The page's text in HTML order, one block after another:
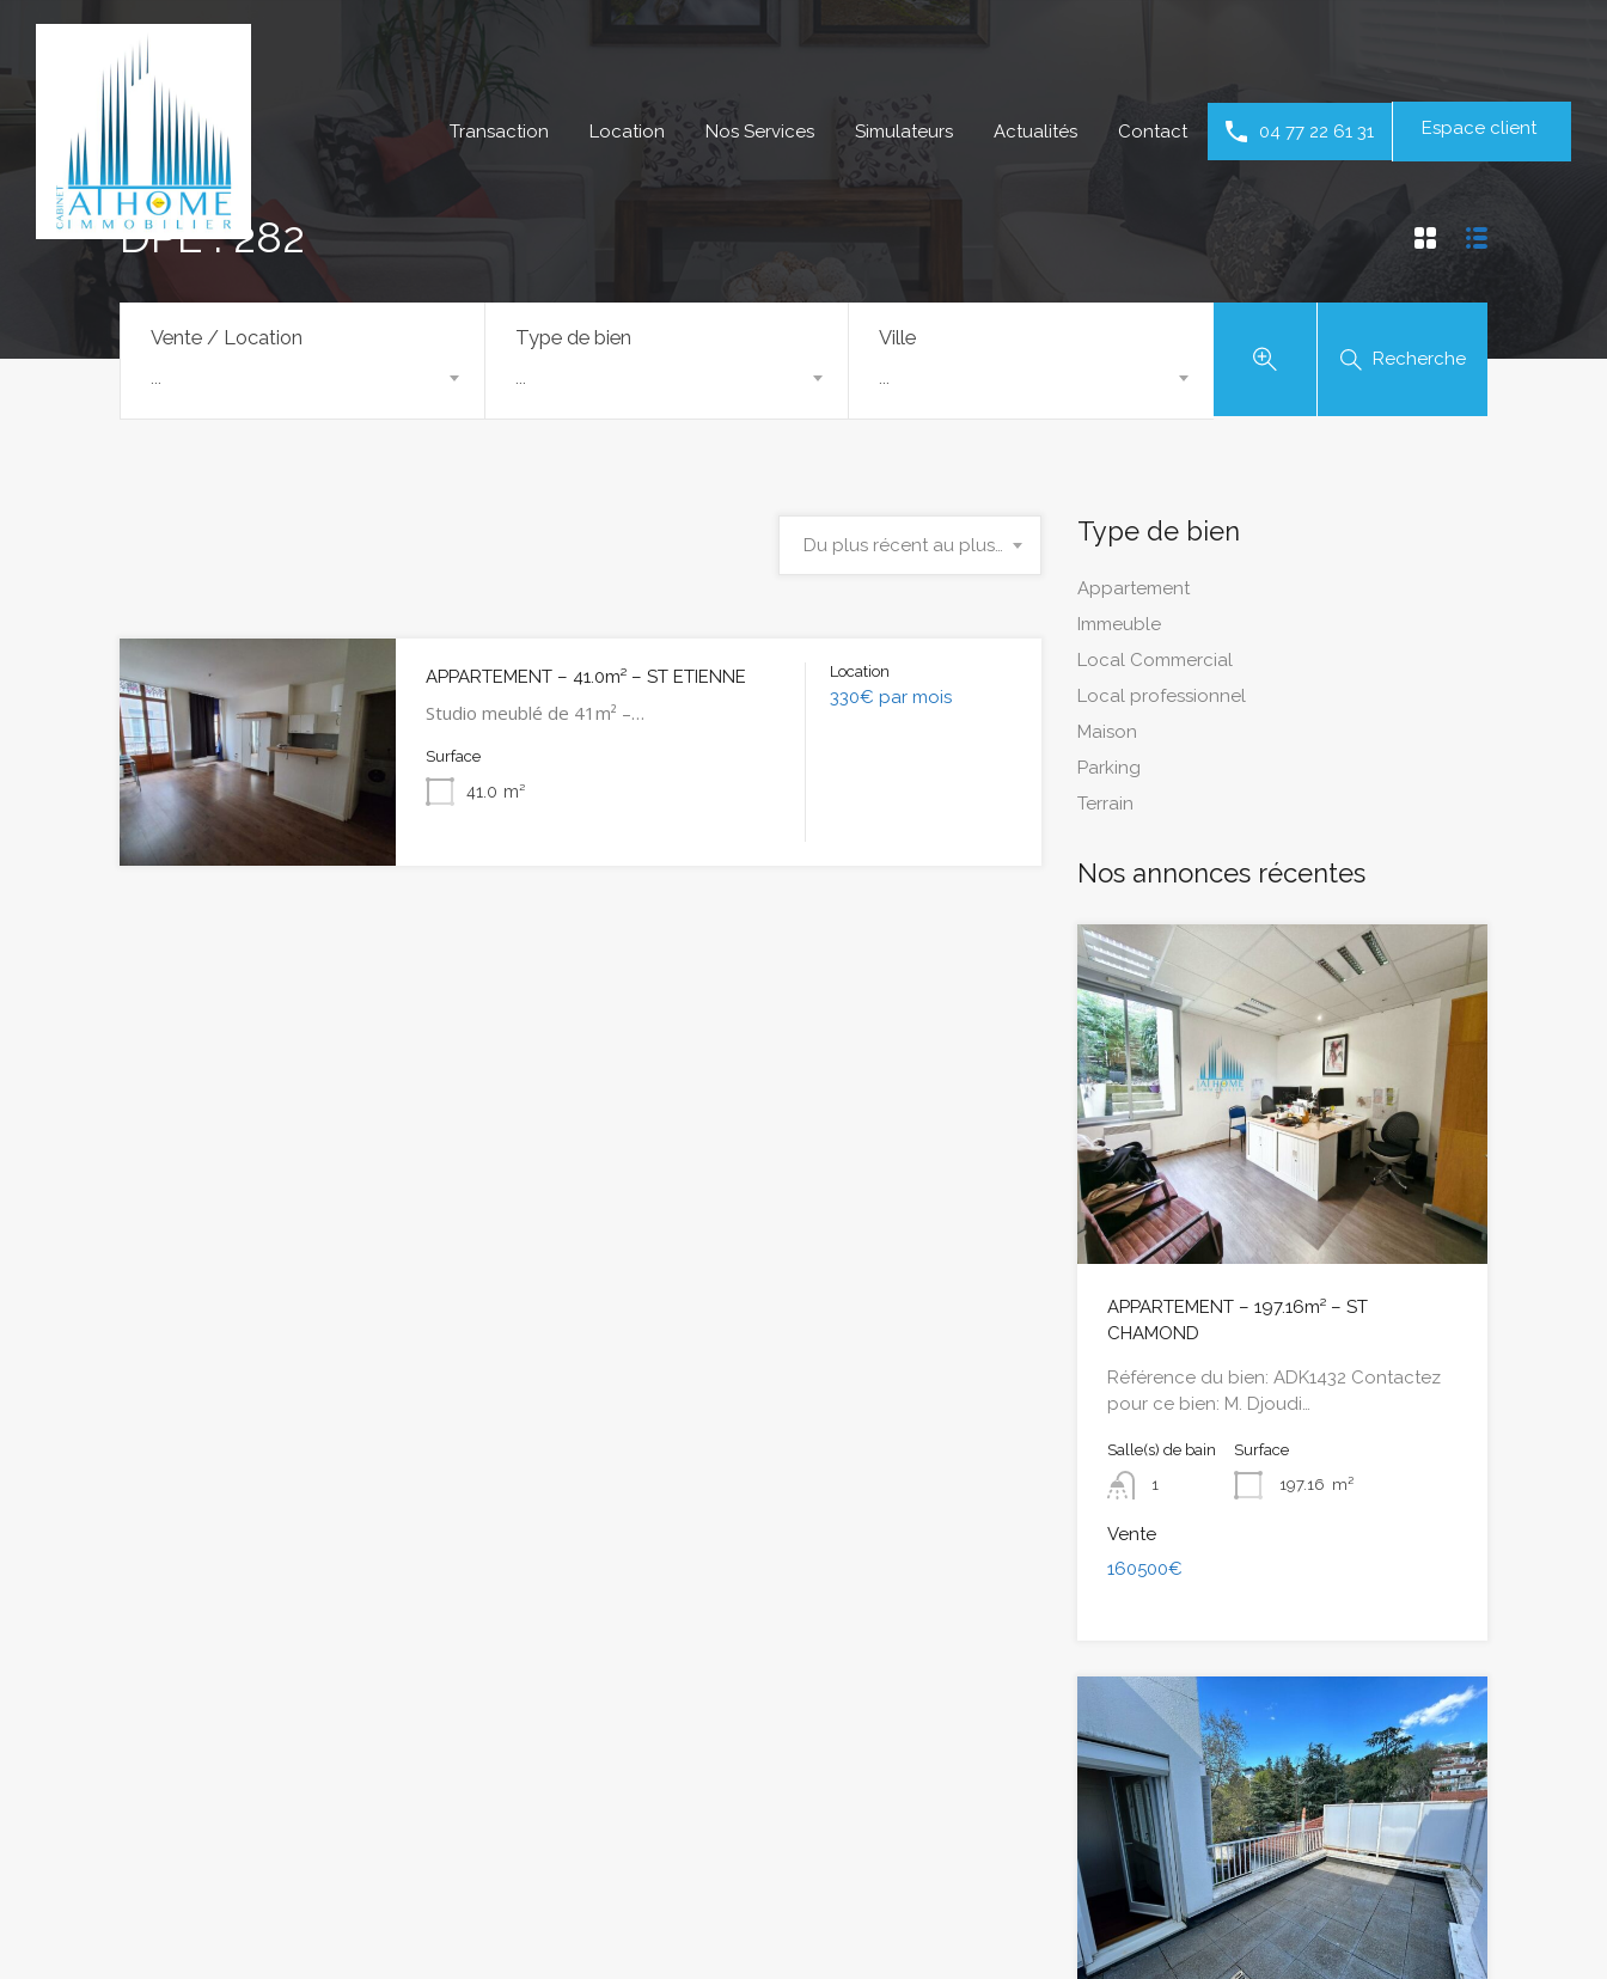
Transaction Location Nos Services Simulateurs Actualités Contact 04 77 22 61 31 Espace client
DPE : 282
Vente / Location Type de bien Ville
Recherche
Du plus récent au plus ancien
APPARTEMENT – 41.0m² – ST ETIENNE
Studio meublé de 41m² –…
Surface
41.0 m²
Location
330€ par mois
Type de bien
Appartement
Immeuble
Local Commercial
Local professionnel
Maison
Parking
Terrain
Nos annonces récentes
APPARTEMENT – 197.16m² – ST
CHAMOND
Référence du bien: ADK1432 Contactez
pour ce bien: M. Djoudi…
Salle(s) de bain
1
Surface
197.16 m²
Vente
160500€